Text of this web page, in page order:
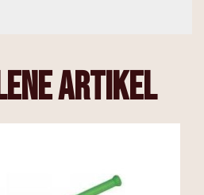
Artikel